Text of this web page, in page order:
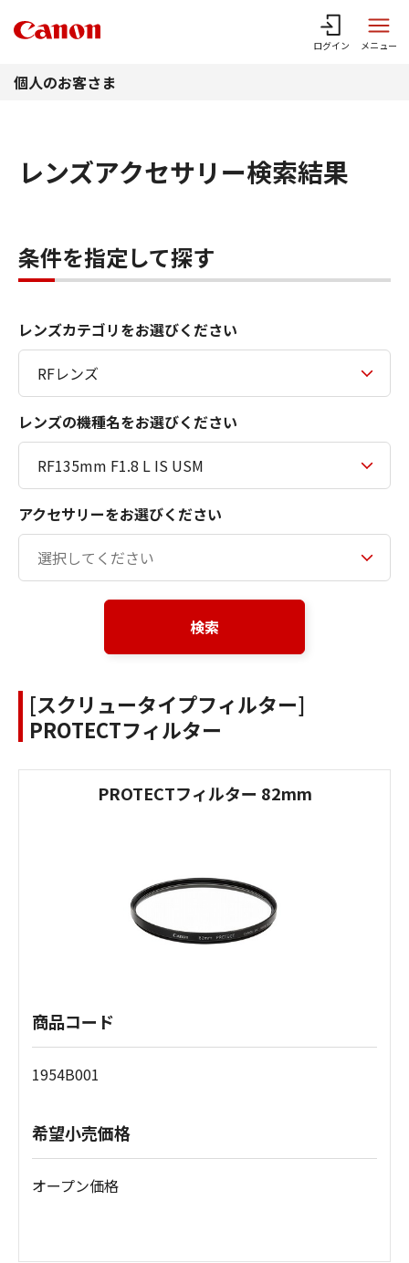
ログイン メニュー
個人のお客さま
レンズアクセサリー検索結果
条件を指定して探す
レンズカテゴリをお選びください
レンズの機種名をお選びください
アクセサリーをお選びください
検索
[スクリュータイプフィルター]
PROTECTフィルター
PROTECTフィルター 82mm
商品コード
1954B001
希望小売価格
オープン価格